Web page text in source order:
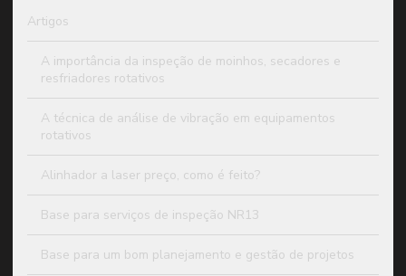
Artigos
A importância da inspeção de moinhos, secadores e
resfriadores rotativos
A técnica de análise de vibração em equipamentos
rotativos
Alinhador a laser preço, como é feito?
Base para serviços de inspeção NR13
Base para um bom planejamento e gestão de projetos